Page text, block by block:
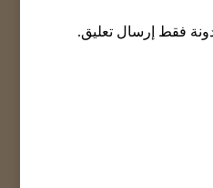
فقط إرسال تعليق.